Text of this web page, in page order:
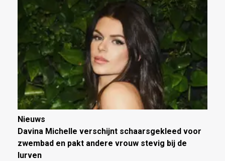
Nieuws
Davina Michelle verschijnt schaarsgekleed voor
zwembad en pakt andere vrouw stevig bij de
lurven